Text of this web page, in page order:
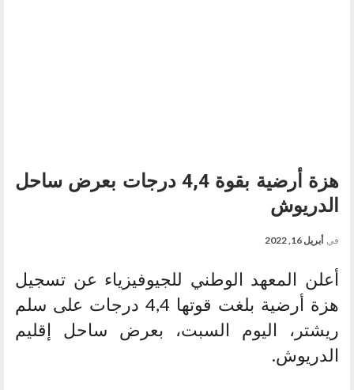
هزة أرضية بقوة 4,4 درجات بعرض ساحل
الدريوش
في أبريل 16, 2022
أعلن المعهد الوطني للجيوفيزياء عن تسجيل
هزة أرضية بلغت قوتها 4,4 درجات على سلم
ريشتر، اليوم السبت، بعرض ساحل إقليم
الدريوش.